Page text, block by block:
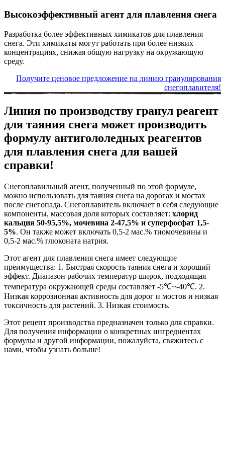
Высокоэффективный агент для плавления снега
Разработка более эффективных химикатов для плавления
снега. Эти химикаты могут работать при более низких
концентрациях, снижая общую нагрузку на окружающую
среду.
Получите ценовое предложение на линию гранулирования
снегоплавителя!
Линия по производству гранул реагент
для таяния снега может производить
формулу антигололедных реагентов
для плавления снега для вашей
справки!
Снегоплавильный агент, полученный по этой формуле,
можно использовать для таяния снега на дорогах и мостах
после снегопада. Снегоплавитель включает в себя следующие
компоненты, массовая доля которых составляет: хлорид
кальция 50-95,5%, мочевина 2-47,5% и суперфосфат 1,5-
5%. Он также может включать 0,5-2 мас.% тиомочевины и
0,5-2 мас.% глюконата натрия.
Этот агент для плавления снега имеет следующие
преимущества: 1. Быстрая скорость таяния снега и хороший
эффект. Диапазон рабочих температур широк, подходящая
температура окружающей среды составляет -5℃~-40℃. 2.
Низкая коррозионная активность для дорог и мостов и низкая
токсичность для растений. 3. Низкая стоимость.
Этот рецепт производства предназначен только для справки.
Для получения информации о конкретных ингредиентах
формулы и другой информации, пожалуйста, свяжитесь с
нами, чтобы узнать больше!